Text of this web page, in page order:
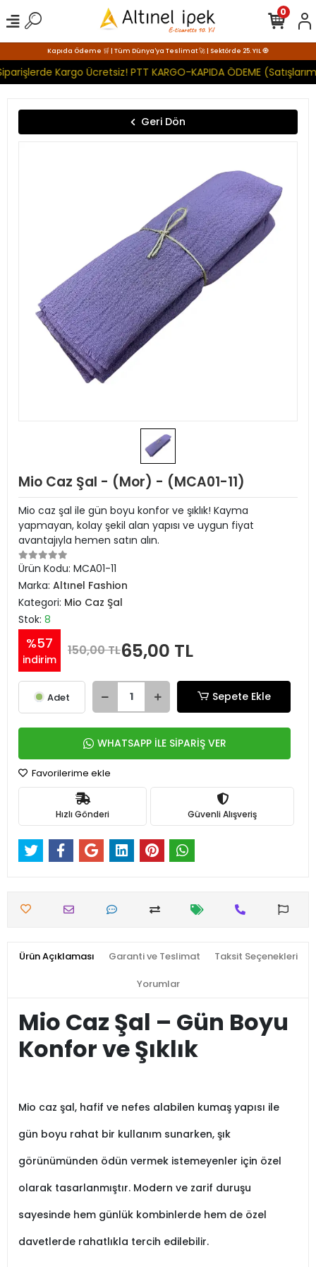
Kapıda Ödeme 🛒 | Tüm Dünya'ya Teslimat 🚀 | Sektörde 25. YIL 🧿
Kargo Ücretsiz! PTT KARGO-KAPIDA ÖDEME
0
Geri Dön
Mio Caz Şal - (Mor) - (MCA01-11)
Mio caz şal ile gün boyu konfor ve şıklık! Kayma
yapmayan, kolay şekil alan yapısı ve uygun fiyat
avantajıyla hemen satın alın.
Ürün Kodu: MCA01-11
Marka: Altınel Fashion
Kategori: Mio Caz Şal
Stok: 8
%57
indirim
150,00 TL65,00 TL
Adet Sepete Ekle
WHATSAPP İLE SİPARİŞ VER
Favorilerime ekle
Hızlı Gönderi Güvenli Alışveriş
Ürün Açıklaması Garanti ve Teslimat Taksit Seçenekleri
Yorumlar
Mio Caz Şal – Gün Boyu
Konfor ve Şıklık
Mio caz şal, hafif ve nefes alabilen kumaş yapısı ile
gün boyu rahat bir kullanım sunarken, şık
görünümünden ödün vermek istemeyenler için özel
olarak tasarlanmıştır. Modern ve zarif duruşu
sayesinde hem günlük kombinlerde hem de özel
davetlerde rahatlıkla tercih edilebilir.